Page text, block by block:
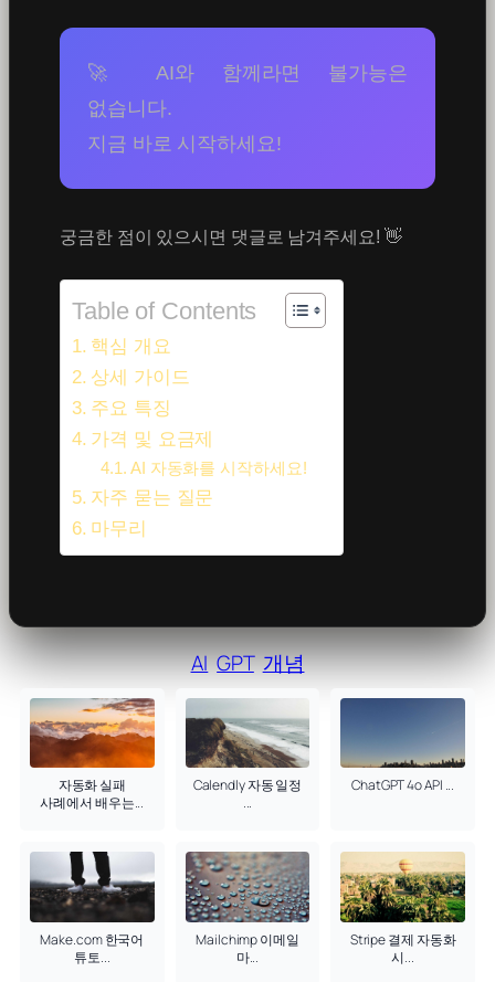
🚀 AI와 함께라면 불가능은
없습니다.
지금 바로 시작하세요!
궁금한 점이 있으시면 댓글로 남겨주세요! 👋
Table of Contents
핵심 개요
상세 가이드
주요 특징
가격 및 요금제
AI 자동화를 시작하세요!
자주 묻는 질문
마무리
AI GPT 개념
자동화 실패
사례에서 배우는...
Calendly 자동 일정
...
ChatGPT 4o API ...
Make.com 한국어
튜토...
Mailchimp 이메일
마...
Stripe 결제 자동화
시...